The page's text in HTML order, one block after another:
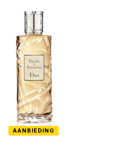
AANBIEDING